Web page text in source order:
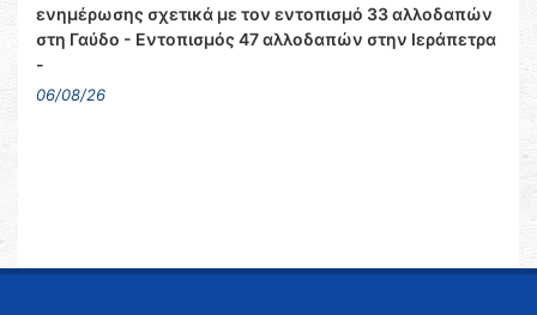
ενημέρωσης σχετικά με τον εντοπισμό 33 αλλοδαπών
στη Γαύδο - Εντοπισμός 47 αλλοδαπών στην Ιεράπετρα
-
06/08/26